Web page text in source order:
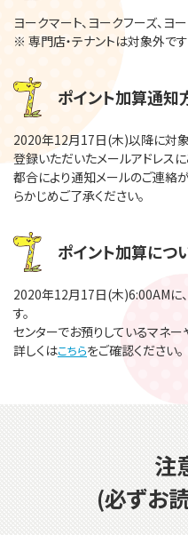
ヨークマート、ヨークフーズ、ヨ
※ 専門店・テナントは対象外です
ポイント加算通知
2020年12月17日(木)以降に対
登録いただいたメールアドレスに
都合により通知メールのご連絡
らかじめご了承ください。
ポイント加算につ
2020年12月17日(木)6:00AMに
す。
センターでお預りしているマネー
詳しくはこちらをご確認ください。
注
(必ずお